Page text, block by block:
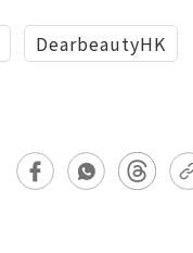
DearbeautyHK